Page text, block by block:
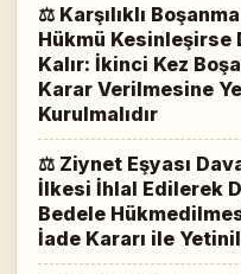
⚖ Karşılıklı
Hükmü Kesinleşirse
Kalır: İkinci Kez
Karar Verilmesine
Kurulmalıdır
⚖ Ziynet Eşyası
İlkesi İhlal Edilerek
Bedele
İade Kararı ile